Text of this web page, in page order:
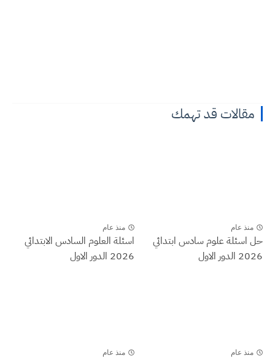
مقالات قد تهمك
منذ عام
حل اسئلة علوم سادس ابتدائي
2026 الدور الاول
منذ عام
اسئلة العلوم السادس الابتدائي
2026 الدور الاول
منذ عام منذ عام